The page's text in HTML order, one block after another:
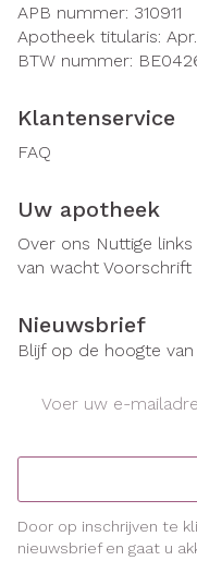
APB nummer: 310911
Apotheek titularis:
BTW nummer:
Klantenservice
FAQ
Uw apotheek
Over ons Nuttige links
van wacht Voorschrift
Nieuwsbrief
Blijf op de hoogte
Door op inschrijven te
nieuwsbrief en gaat u